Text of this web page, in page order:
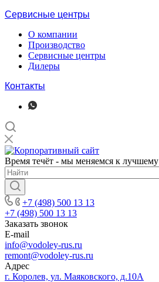
Сервисные центры
О компании
Производство
Сервисные центры
Дилеры
Контакты
Время течёт - мы меняемся к лучшему
+7 (498) 500 13 13
+7 (498) 500 13 13
Заказать звонок
E-mail
info@vodoley-rus.ru
remont@vodoley-rus.ru
Адрес
г. Королев, ул. Маяковского, д.10А